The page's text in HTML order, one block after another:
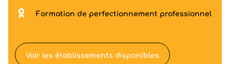
Formation de perfectionnement professionnel
Voir les établissements disponibles